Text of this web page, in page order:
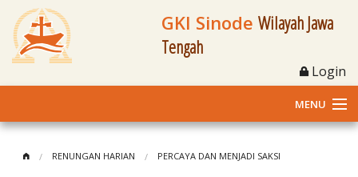
GKI Sinode Wilayah Jawa
Tengah
Login
MENU
RENUNGAN HARIAN PERCAYA DAN MENJADI SAKSI